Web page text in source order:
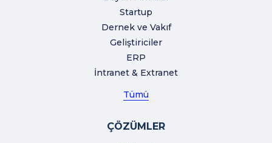
Startup
Dernek ve Vakıf
Geliştiriciler
ERP
İntranet & Extranet
Tümü
ÇÖZÜMLER